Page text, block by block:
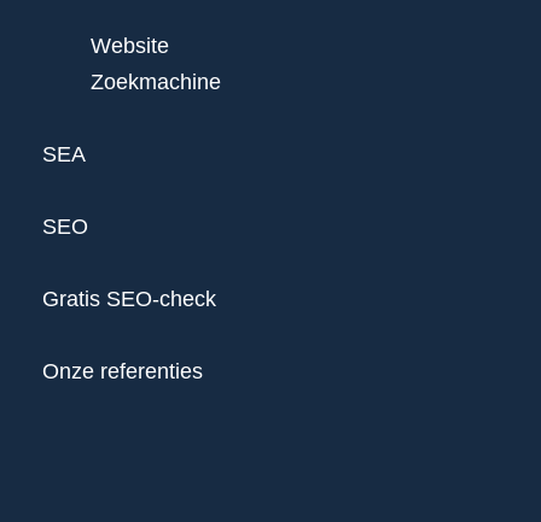
Website
Zoekmachine
SEA
SEO
Gratis SEO-check
Onze referenties